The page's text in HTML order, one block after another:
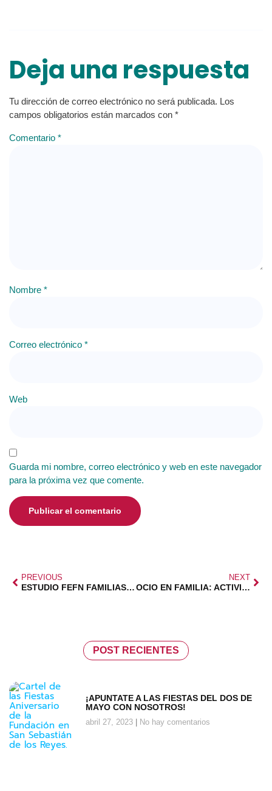
Deja una respuesta
Tu dirección de correo electrónico no será publicada. Los
campos obligatorios están marcados con *
Comentario *
Nombre *
Correo electrónico *
Web
Guarda mi nombre, correo electrónico y web en este navegador
para la próxima vez que comente.
PREVIOUS
ESTUDIO FEFN FAMILIAS NUMEROSAS
NEXT
OCIO EN FAMILIA: ACTIVIDADES Y DESCUENTOS
POST RECIENTES
¡APUNTATE A LAS FIESTAS DEL DOS DE
MAYO CON NOSOTROS!
abril 27, 2023 No hay comentarios